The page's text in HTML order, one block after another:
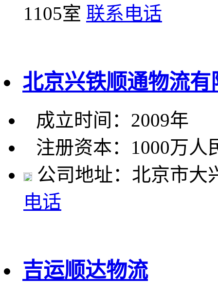
1105室 联系电话
北京兴铁顺通物流有
成立时间：2009年
注册资本：1000万人
公司地址：北京市大
电话
吉运顺达物流